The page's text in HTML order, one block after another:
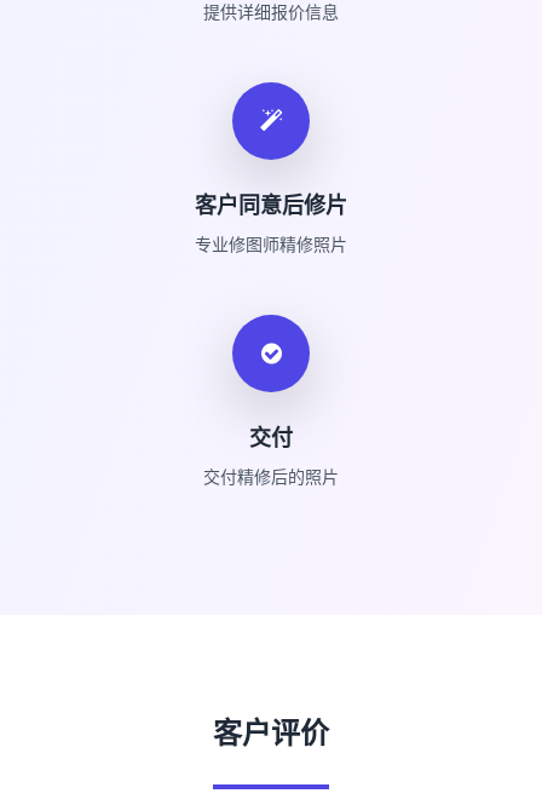
提供详细报价信息
客户同意后修片
专业修图师精修照片
交付
交付精修后的照片
客户评价